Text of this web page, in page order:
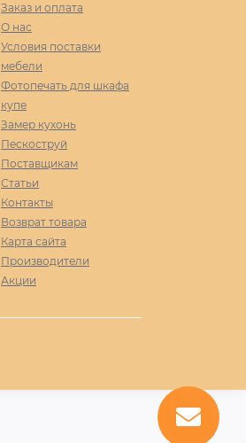
Заказ и оплата
О нас
Условия поставки
мебели
Фотопечать для шкафа
купе
Замер кухонь
Пескоструй
Поставщикам
Статьи
Контакты
Возврат товара
Карта сайта
Производители
Акции